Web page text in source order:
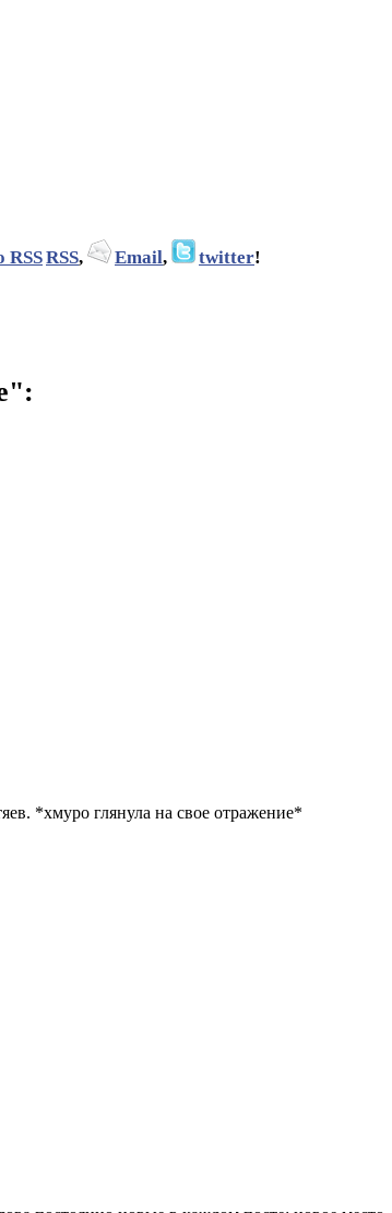
RSS, Email, twitter!
*хмуро глянула на свое отражение*